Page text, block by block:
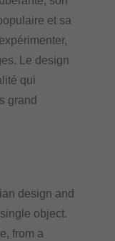
et sa
Le design
qui
grand
design and
object.
from a